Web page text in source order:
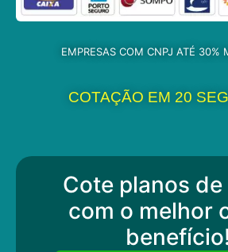
EMPRESAS COM CNPJ ATÉ 30%
COTAÇÃO EM 20
Cote planos
com o melhor
benefício!